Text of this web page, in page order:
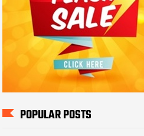
POPULAR POSTS